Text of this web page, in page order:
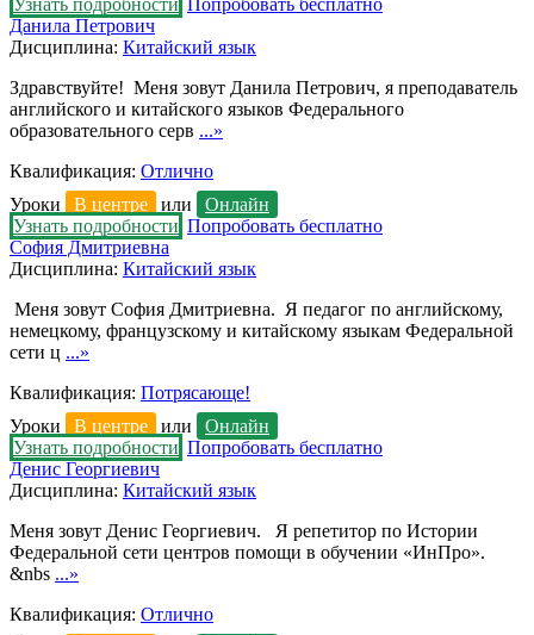
Данила Петрович
Дисциплина: Китайский язык
Здравствуйте! Меня зовут Данила Петрович, я преподаватель
английского и китайского языков Федерального
образовательного серв ...»
Квалификация: Отлично
Уроки
В центре или
Онлайн
Узнать подробности Попробовать бесплатно
София Дмитриевна
Дисциплина: Китайский язык
Меня зовут София Дмитриевна. Я педагог по английскому,
немецкому, французскому и китайскому языкам Федеральной
сети ц ...»
Квалификация: Потрясающе!
Уроки
В центре или
Онлайн
Узнать подробности Попробовать бесплатно
Денис Георгиевич
Дисциплина: Китайский язык
Меня зовут Денис Георгиевич. Я репетитор по Истории
Федеральной сети центров помощи в обучении «ИнПро».
&nbs ...»
Квалификация: Отлично